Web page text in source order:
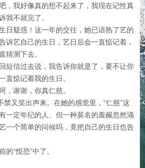
，我好像真的想不起来了，我现在记性真
我不就完了。
日疑惑！这一年的交往，她已谙熟了艺的
诉艺自己的生日，艺日后会一直惦记着，
猜测下去。
短信过去说，我告诉你就是了，要不让你
直惦记着我的生日。
，谢谢，你真仁慈。
禁又笑出声来。在她的感觉里，“仁慈”这
一定年纪的人。但一种莫名的羞赧忽然涌
一个简单的问候吗，竟把自己的生日也告
“惶恐”中了。